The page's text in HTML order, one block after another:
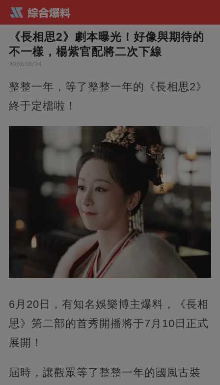
《長相思2》劇本曝光！好像與期待的
不一樣，楊紫官配將二次下線
2024/06/24
整整一年，等了整整一年的《長相思2》
終于定檔啦！
6月20日，有知名娛樂博主爆料，《長相
思》第二部的首秀開播將于7月10日正式
展開！
屆時，讓觀眾等了整整一年的國風古裝